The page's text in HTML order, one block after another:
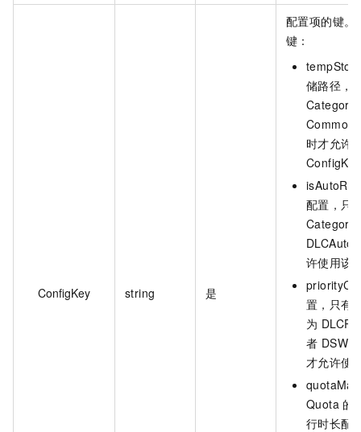
ConfigKey string 是
配置项的键。
键：
储路径，
时才允许
ConfigKey
配置，只
许使用该
置，只有
为
者
才允许使
Quota 的
行时长配